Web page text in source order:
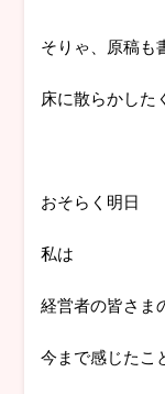
そりゃ、原稿も
床に散らかした
おそらく明日
私は
経営者の皆さま
今まで感じたこ